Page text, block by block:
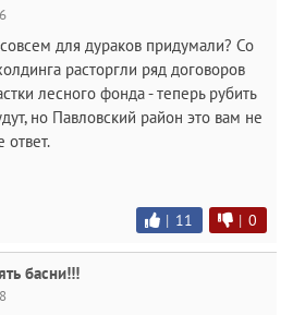
для дураков придумали? Со
расторгли ряд договоров
лесного фонда - теперь рубить
но Павловский район это вам не
ответ.
| 11 | 0
басни!!!